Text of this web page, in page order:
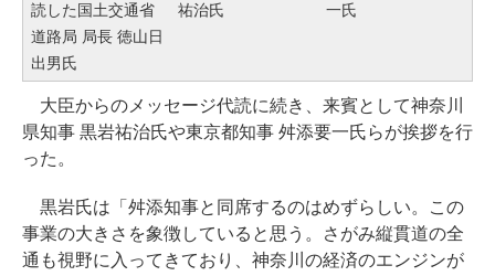
読した国土交通省
道路局 局長 徳山日
出男氏
祐治氏
一氏
大臣からのメッセージ代読に続き、来賓として神奈川
県知事 黒岩祐治氏や東京都知事 舛添要一氏らが挨拶を行
った。
黒岩氏は「舛添知事と同席するのはめずらしい。この
事業の大きさを象徴していると思う。さがみ縦貫道の全
通も視野に入ってきており、神奈川の経済のエンジンが